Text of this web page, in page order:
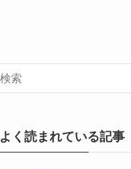
よく読まれている記事